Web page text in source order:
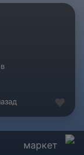
маркет